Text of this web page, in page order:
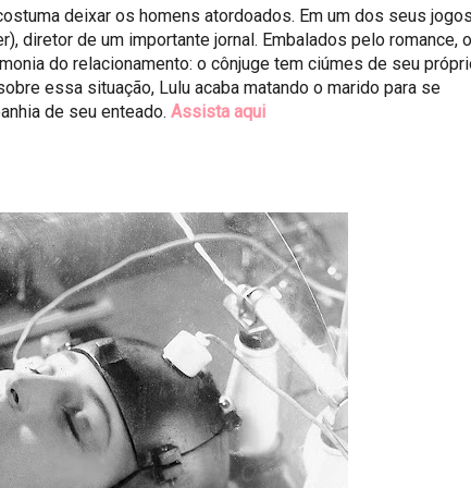
deixar os homens atordoados. Em um dos seus jogos
diretor de um importante jornal. Embalados pelo romance,
do relacionamento: o cônjuge tem ciúmes de seu
essa situação, Lulu acaba matando o marido para se
de seu enteado. Assista aqui